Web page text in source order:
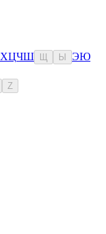
ХЦЧШ Ы ЭЮ
Z